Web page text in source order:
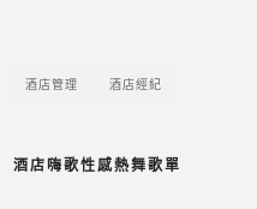
酒店管理 酒店經紀
酒店嗨歌性感熱舞歌單